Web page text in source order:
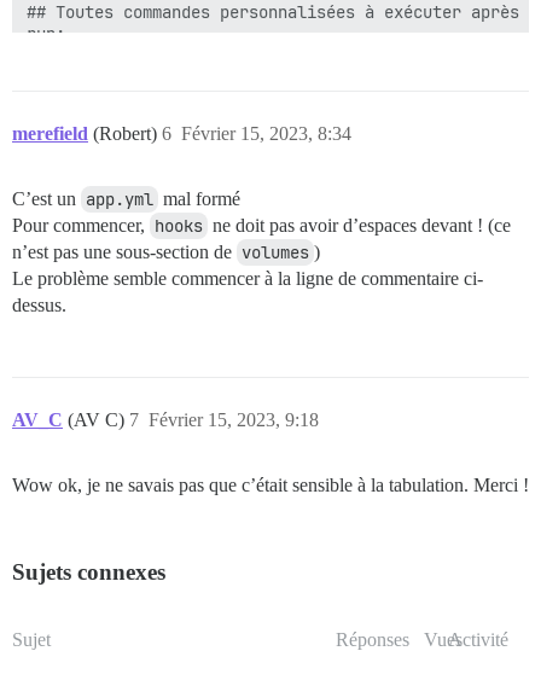
## Toutes commandes personnalisées à exécuter après
run:
#- exec: rails r
  - exec: echo "Fin des commandes personnalisées"
merefield (Robert) Février 15, 2023, 8:34
6
C’est un app.yml mal formé
Pour commencer, hooks ne doit pas avoir d’espaces devant ! (ce
n’est pas une sous-section de volumes )
Le problème semble commencer à la ligne de commentaire ci-
dessus.
AV_C (AV C) Février 15, 2023, 9:18
7
Wow ok, je ne savais pas que c’était sensible à la tabulation. Merci !
Sujets connexes
Sujet Réponses VuesActivité